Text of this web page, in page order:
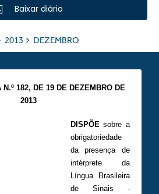
Baixar diário
2013 DEZEMBRO
182, DE 19 DE DEZEMBRO DE
2013
DISPÕEsobre a
obrigatoriedade
da presença de
intérprete da
Língua Brasileira
de Sinais -